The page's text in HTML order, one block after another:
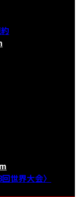
世界大会〉